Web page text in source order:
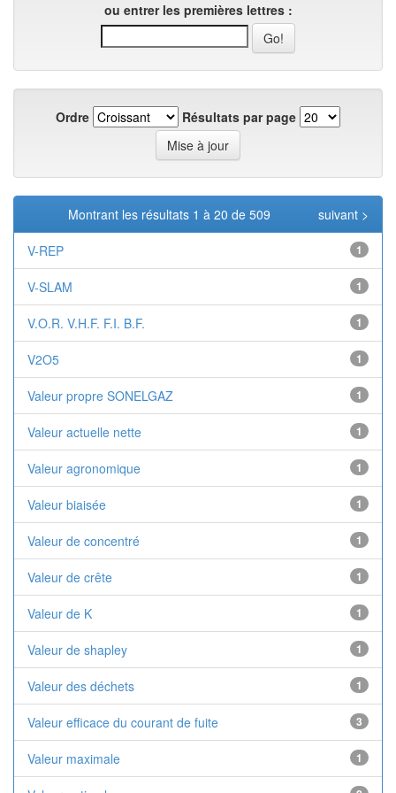
ou entrer les premières lettres :
Ordre Résultats par page
Montrant les résultats 1 à 20 de 509 suivant >
V-REP 1
V-SLAM 1
V.O.R. V.H.F. F.I. B.F. 1
V2O5 1
Valeur propre SONELGAZ 1
Valeur actuelle nette 1
Valeur agronomique 1
Valeur biaisée 1
Valeur de concentré 1
Valeur de crête 1
Valeur de K 1
Valeur de shapley 1
Valeur des déchets 1
Valeur efficace du courant de fuite 3
Valeur maximale 1